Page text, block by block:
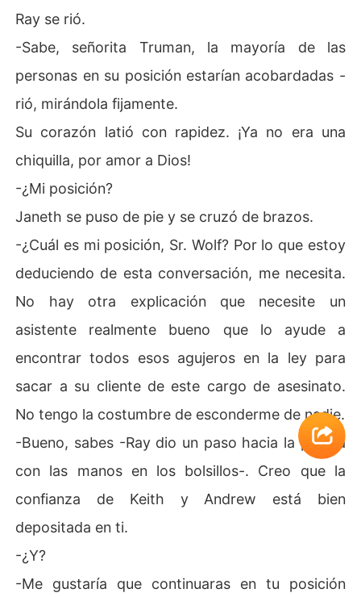
Ray se rió.
-Sabe, señorita Truman, la mayoría de las
personas en su posición estarían acobardadas -
rió, mirándola fijamente.
Su corazón latió con rapidez. ¡Ya no era una
chiquilla, por amor a Dios!
-¿Mi posición?
Janeth se puso de pie y se cruzó de brazos.
-¿Cuál es mi posición, Sr. Wolf? Por lo que estoy
deduciendo de esta conversación, me necesita.
No hay otra explicación que necesite un
asistente realmente bueno que lo ayude a
encontrar todos esos agujeros en la ley para
sacar a su cliente de este cargo de asesinato.
No tengo la costumbre de esconderme de nadie.
-Bueno, sabes -Ray dio un paso hacia la puerta
con las manos en los bolsillos-. Creo que la
confianza de Keith y Andrew está bien
depositada en ti.
-¿Y?
-Me gustaría que continuaras en tu posición